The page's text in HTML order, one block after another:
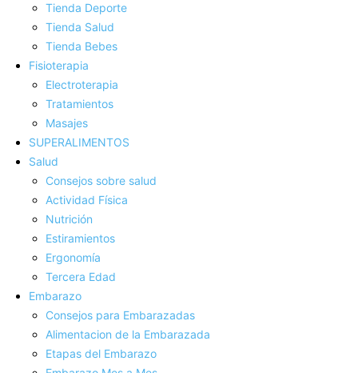
Tienda Deporte
Tienda Salud
Tienda Bebes
Fisioterapia
Electroterapia
Tratamientos
Masajes
SUPERALIMENTOS
Salud
Consejos sobre salud
Actividad Fí­sica
Nutrición
Estiramientos
Ergonomí­a
Tercera Edad
Embarazo
Consejos para Embarazadas
Alimentacion de la Embarazada
Etapas del Embarazo